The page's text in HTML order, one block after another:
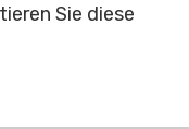
Sie diese